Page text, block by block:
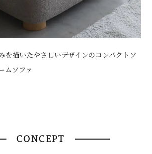
を描いたやさしいデザインのコンパクトソ
ムソファ
CONCEPT